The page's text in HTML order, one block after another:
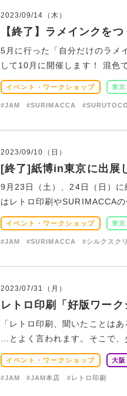
2023/09/14（木）
【終了】ラメインクをつ
5月に行った「自分だけのラメ
して10月に開催します！ 混色
イベント・ワークショップ 東京
#JAM #SURIMACCA #SURUTOCO
2023/09/10（日）
[終了]紙博in東京に出展
9月23日（土）、24日（日）
はレトロ印刷やSURIMACCA
イベント・ワークショップ 東京
#JAM #SURIMACCA #シルクスク
2023/07/31（月）
レトロ印刷「好版ワー
「レトロ印刷、聞いたことは
…とよく言われます。そこで
イベント・ワークショップ 大阪
#JAM #JAM本店 #レトロ印刷